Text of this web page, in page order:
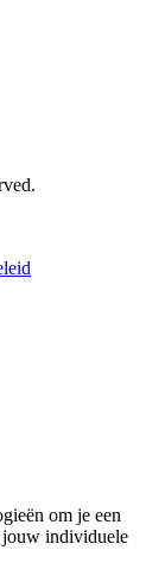
om je een
jouw individuele